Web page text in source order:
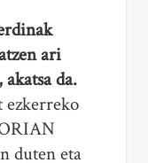
ari
da.
duten eta